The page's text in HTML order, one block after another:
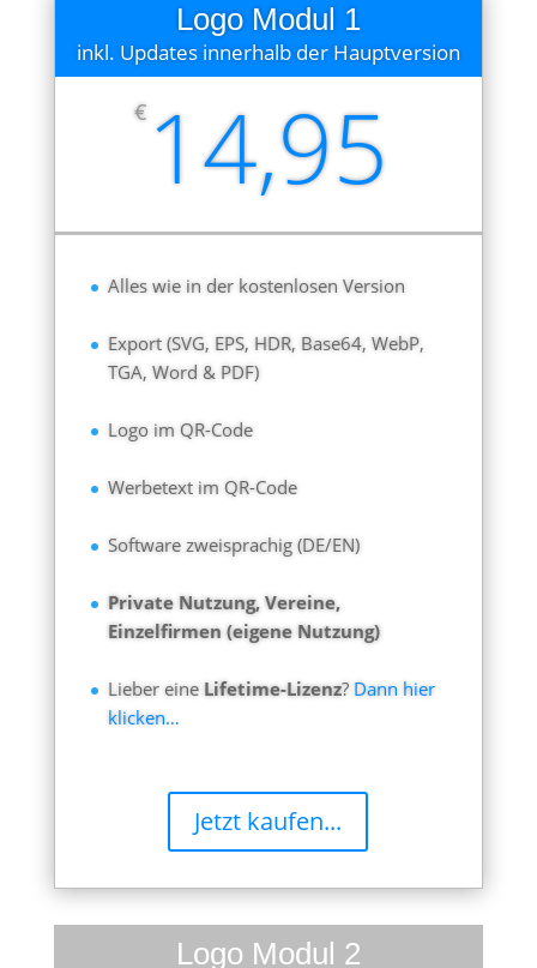
Logo Modul 1
inkl. Updates innerhalb der Hauptversion
€ 14,95
Alles wie in der kostenlosen Version
Export (SVG, EPS, HDR, Base64, WebP,
TGA, Word & PDF)
Logo im QR-Code
Werbetext im QR-Code
Software zweisprachig (DE/EN)
Private Nutzung, Vereine,
Einzelfirmen (eigene Nutzung)
Lieber eine Lifetime-Lizenz? Dann hier
klicken…
Jetzt kaufen...
Logo Modul 2